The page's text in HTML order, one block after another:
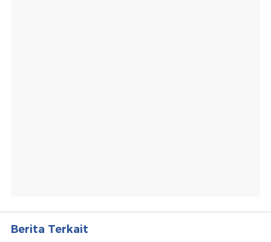
Berita Terkait